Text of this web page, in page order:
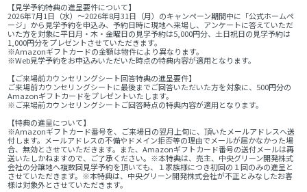
【見学予約特典の進呈要件について】
2026年7月1日（水）～2026年8月31日（月）のキャンペーン期間中に「公式ホームペ
ージ」から見学予約を申込み、予約日時に現地へ来場し、アンケートに答えていただ
いた方を対象に平日月・木・金曜日の見学予約は5,000円分、土日祝日の見学予約は
1,000円分をプレゼントさせていただきます。
※Amazonギフトカードの金額は物件により異なります。
※Web見学予約をお申込みいただいた時点の特典内容が適用となります。
【ご来場前カウンセリングシート回答特典の進呈要件】
ご来場前カウンセリングシートに最後までご回答いただいた方を対象に、500円分の
Amazonギフトカードをプレゼントいたします。
※ご来場前カウンセリングシートご回答時点の特典内容が適用となります。
【特典の進呈について】
※Amazonギフトカード番号を、ご来場日の翌月上旬に、頂いたメールアドレスへ送
付します。メールアドレスの不備やドメイン拒否等の理由でメールが届かなかった場
合、無効とさせていただきます。また、Amazonギフトカード番号の送付メールは再
送いたしかねますので、ご了承ください。※本特典は、売主、中央グリーン開発株式
会社の分譲地へ複数回見学予約を頂いても、１家族様につき初回の１回のみの進呈と
させていただきます。※本特典は、中央グリーン開発株式会社が不正とみなしたお客
様は対象外とさせていただきます。